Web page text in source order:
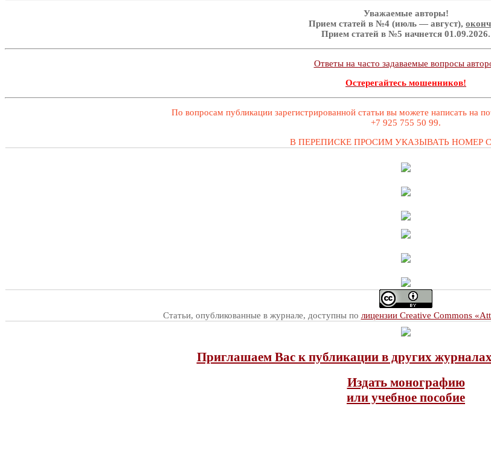
Уважаемые авторы!
Прием статей в №4 (июль — август),
Прием статей в №5 начнется 01.09.2026.
Ответы на часто задаваемые вопросы
Остерегайтесь мошенников!
По вопросам публикации зарегистрированной статьи вы можете написать на
+7 925 755 50 99.
В ПЕРЕПИСКЕ ПРОСИМ УКАЗЫВАТЬ НОМЕР
Статьи, опубликованные в журнале, доступны по лицензии Creative Commons
Приглашаем Вас к публикации в других журналах
Издать монографию
или учебное пособие